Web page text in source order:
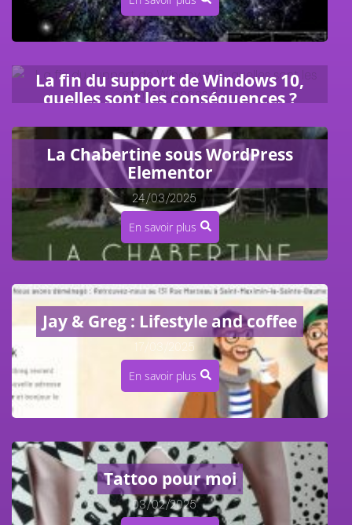
La fin du support de Windows 10,
quelles sont les conséquences ?
17/04/2025/
En savoir plus
La Chabertine sous WordPress
Elementor
24/03/2025
En savoir plus
Jay & Greg : Lifestyle and coffee
17/03/2025
En savoir plus
Tattoo pour moi
03/02/2025/